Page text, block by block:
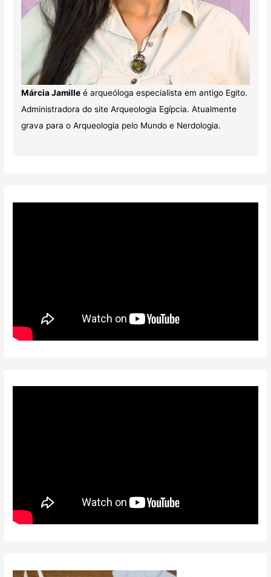
Márcia Jamilleé arqueóloga especialista em antigo Egito.
Administradora do site Arqueologia Egípcia. Atualmente
grava para o Arqueologia pelo Mundo e Nerdologia.